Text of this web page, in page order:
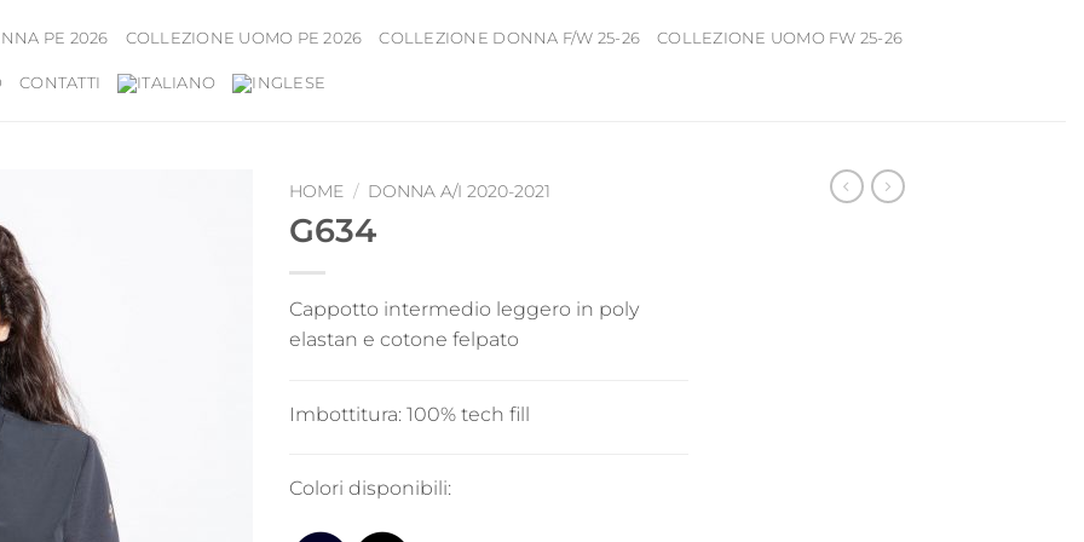
PE 2026 COLLEZIONE UOMO PE 2026 COLLEZIONE DONNA F/W 25-26 COLLEZIONE UOMO FW 25-26
CONTATTI
HOME / DONNA A/I 2020-2021
G634
Cappotto intermedio leggero in poly
elastan e cotone felpato
Imbottitura: 100% tech fill
Colori disponibili: